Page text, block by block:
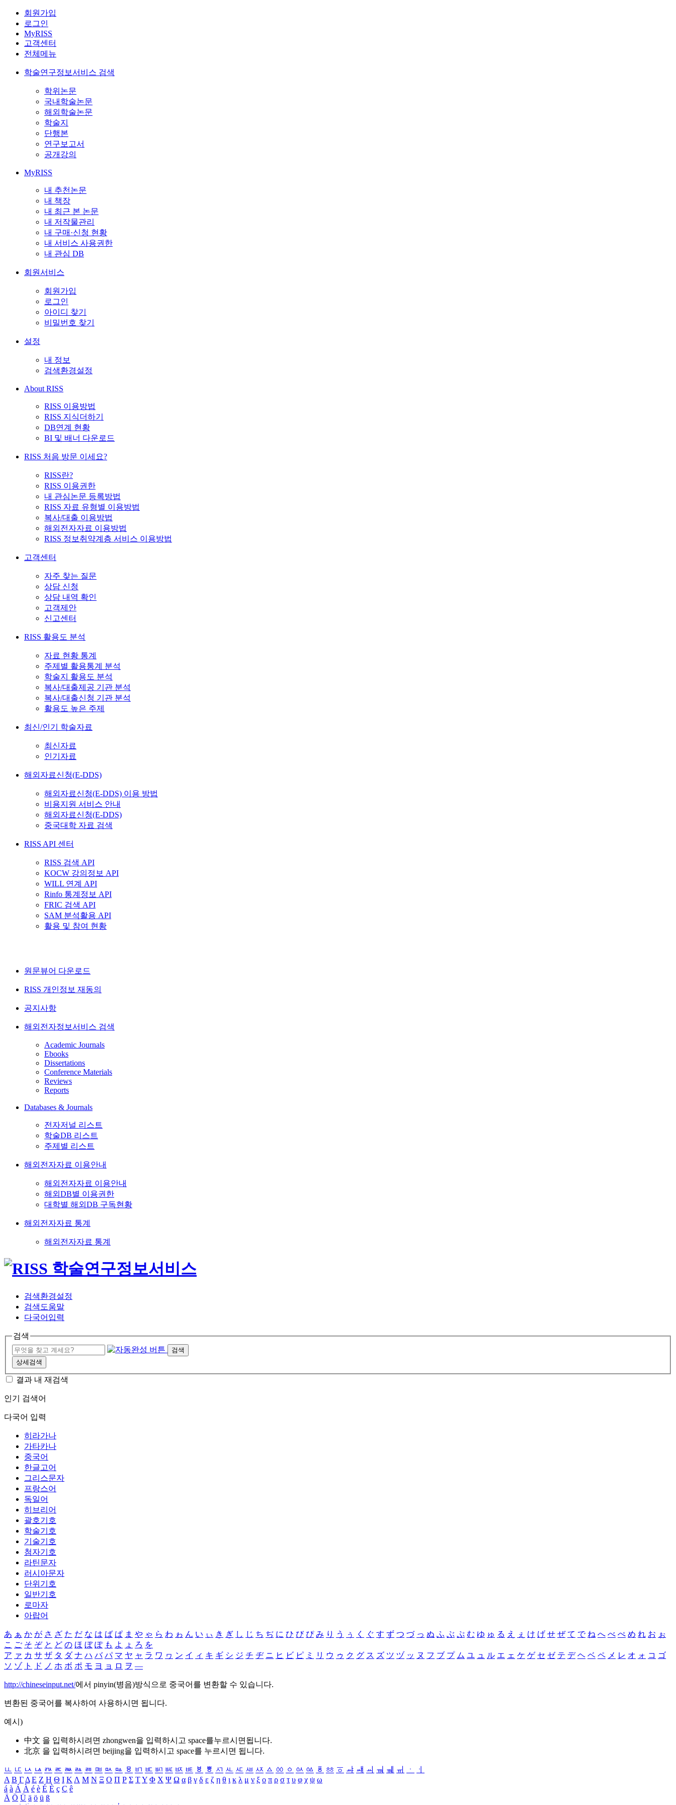
회원가입
로그인
MyRISS
고객센터
전체메뉴
학술연구정보서비스 검색
학위논문
국내학술논문
해외학술논문
학술지
단행본
연구보고서
공개강의
MyRISS
내 추천논문
내 책장
내 최근 본 논문
내 저작물관리
내 구매·신청 현황
내 서비스 사용권한
내 관심 DB
회원서비스
회원가입
로그인
아이디 찾기
비밀번호 찾기
설정
내 정보
검색환경설정
About RISS
RISS 이용방법
RISS 지식더하기
DB연계 현황
BI 및 배너 다운로드
RISS 처음 방문 이세요?
RISS란?
RISS 이용권한
내 관심논문 등록방법
RISS 자료 유형별 이용방법
복사/대출 이용방법
해외전자자료 이용방법
RISS 정보취약계층 서비스 이용방법
고객센터
자주 찾는 질문
상담 신청
상담 내역 확인
고객제안
신고센터
RISS 활용도 분석
자료 현황 통계
주제별 활용통계 분석
학술지 활용도 분석
복사/대출제공 기관 분석
복사/대출신청 기관 분석
활용도 높은 주제
최신/인기 학술자료
최신자료
인기자료
해외자료신청(E-DDS)
해외자료신청(E-DDS) 이용 방법
비용지원 서비스 안내
해외자료신청(E-DDS)
중국대학 자료 검색
RISS API 센터
RISS 검색 API
KOCW 강의정보 API
WILL 연계 API
Rinfo 통계정보 API
FRIC 검색 API
SAM 분석활용 API
활용 및 참여 현황
원문뷰어 다운로드
RISS 개인정보 재동의
공지사항
해외전자정보서비스 검색
Academic Journals
Ebooks
Dissertations
Conference Materials
Reviews
Reports
Databases & Journals
전자저널 리스트
학술DB 리스트
주제별 리스트
해외전자자료 이용안내
해외전자자료 이용안내
해외DB별 이용권한
대학별 해외DB 구독현황
해외전자자료 통계
해외전자자료 통계
검색환경설정
검색도움말
다국어입력
검색
검색
상세검색
결과 내 재검색
인기 검색어
다국어 입력
히라가나
가타카나
중국어
한글고어
그리스문자
프랑스어
독일어
히브리어
괄호기호
학술기호
기술기호
첨자기호
라틴문자
러시아문자
단위기호
일반기호
로마자
아랍어
あ ぁ か が さ ざ た だ な は ば ぱ ま や ゃ ら わ ゎ ん い ぃ き ぎ し じ ち ぢ に ひ び ぴ み り う ぅ く ぐ す ず つ づ っ ぬ ふ ぶ ぷ む ゆ ゅ る え ぇ け げ せ ぜ て で ね へ べ ぺ め れ お ぉ
こ ご そ ぞ と ど の ほ ぼ ぽ も よ ょ ろ を
ア ァ カ サ ザ タ ダ ナ ハ バ パ マ ヤ ャ ラ ワ ヮ ン イ ィ キ ギ シ ジ チ ヂ ニ ヒ ビ ピ ミ リ ウ ゥ ク グ ス ズ ツ ヅ ッ ヌ フ ブ プ ム ユ ュ ル エ ェ ケ ゲ セ ゼ テ デ ヘ ベ ペ メ レ オ ォ コ ゴ
ソ ゾ ト ド ノ ホ ボ ポ モ ヨ ョ ロ ヲ ―
http://chineseinput.net/에서 pinyin(병음)방식으로 중국어를 변환할 수 있습니다.
변환된 중국어를 복사하여 사용하시면 됩니다.
예시)
中文 을 입력하시려면 zhongwen을 입력하시고 space를누르시면됩니다.
北京 을 입력하시려면 beijing을 입력하시고 space를 누르시면 됩니다.
ㅥ ㅦ ㅧ ㅨ ㅩ ㅪ ㅫ ㅬ ㅭ ㅮ ㅯ ㅰ ㅱ ㅲ ㅳ ㅴ ㅵ ㅶ ㅷ ㅸ ㅹ ㅺ ㅻ ㅼ ㅽ ㅾ ㅿ ㆀ ㆁ ㆂ ㆃ ㆄ ㆅ ㆆ ㆇ ㆈ ㆉ ㆊ ㆋ ㆌ ㆍ
ㆎ
Α Β ΓΔ Ε Ζ Η Θ Ι ΚΛ Μ Ν Ξ Ο Π Ρ Σ ΤΥ Φ Χ Ψ Ω α β γ δ ε ζ η θ ι κ λ μ ν ξ ο π ρ σ τ υ φ χ ψ ω
á à Á À é è É È ç Ç ê
Ä Ö Ü ä ö ü ß